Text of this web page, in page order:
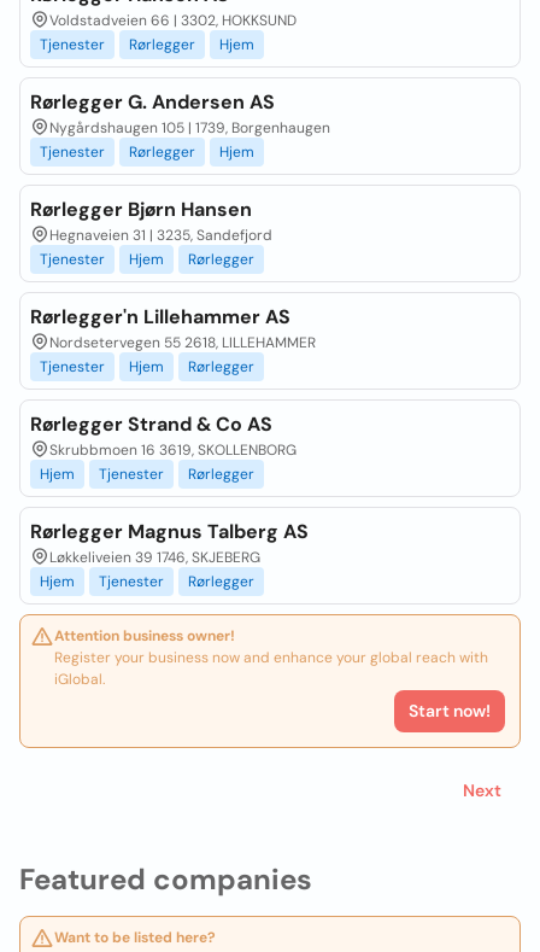
Featured companies
Want to be listed here?
Voldstadveien 66 | 3302, HOKKSUND
Tjenester
Rørlegger Hjem
Rørlegger G. Andersen AS
Nygårdshaugen 105 | 1739, Borgenhaugen
Tjenester
Rørlegger Hjem
Rørlegger Bjørn Hansen
Hegnaveien 31 | 3235, Sandefjord
Tjenester
Hjem Rørlegger
Rørlegger'n Lillehammer AS
Nordsetervegen 55 2618, LILLEHAMMER
Tjenester
Hjem Rørlegger
Rørlegger Strand & Co AS
Skrubbmoen 16 3619, SKOLLENBORG
Hjem
Tjenester Rørlegger
Rørlegger Magnus Talberg AS
Løkkeliveien 39 1746, SKJEBERG
Hjem
Tjenester Rørlegger
Attention business owner!
Register your business now and enhance your global reach with
iGlobal.
Start now!
Next